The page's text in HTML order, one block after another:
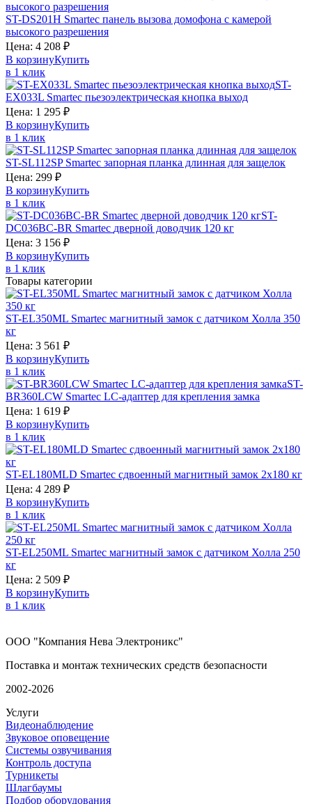
ST-DS201H Smartec панель вызова домофона с камерой
высокого разрешения
Цена: 4 208 ₽
В корзинуКупить
в 1 клик
ST-
EX033L Smartec пьезоэлектрическая кнопка выход
Цена: 1 295 ₽
В корзинуКупить
в 1 клик
ST-SL112SP Smartec запорная планка длинная для защелок
Цена: 299 ₽
В корзинуКупить
в 1 клик
ST-
DC036BC-BR Smartec дверной доводчик 120 кг
Цена: 3 156 ₽
В корзинуКупить
в 1 клик
Товары категории
ST-EL350ML Smartec магнитный замок с датчиком Холла 350
кг
Цена: 3 561 ₽
В корзинуКупить
в 1 клик
ST-
BR360LCW Smartec LC-адаптер для крепления замка
Цена: 1 619 ₽
В корзинуКупить
в 1 клик
ST-EL180MLD Smartec сдвоенный магнитный замок 2х180 кг
Цена: 4 289 ₽
В корзинуКупить
в 1 клик
ST-EL250ML Smartec магнитный замок с датчиком Холла 250
кг
Цена: 2 509 ₽
В корзинуКупить
в 1 клик
ООО "Компания Нева Электроникс"
Поставка и монтаж технических средств безопасности
2002-2026
Услуги
Видеонаблюдение
Звуковое оповещение
Системы озвучивания
Контроль доступа
Турникеты
Шлагбаумы
Подбор оборудования